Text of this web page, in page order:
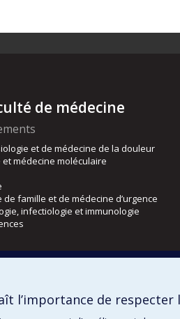
de médecine
et de médecine de la douleur
et médecine moléculaire
de famille et de médecine d’urgence
infectiologie et immunologie
et audiologie
l’importance de respecter